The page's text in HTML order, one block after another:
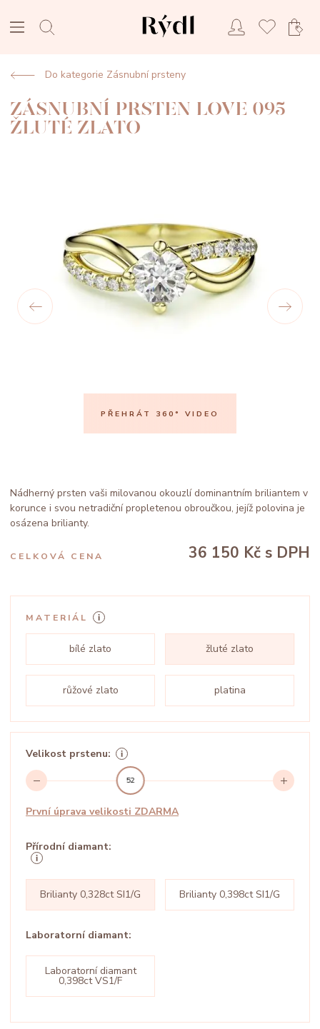
Do kategorie Zásnubní prsteny
ZÁSNUBNÍ PRSTEN LOVE 095
ŽLUTÉ ZLATO
PŘEHRÁT 360° VIDEO
Nádherný prsten vaši milovanou okouzlí dominantním briliantem v
korunce i svou netradiční propletenou obroučkou, jejíž polovina je
osázena brilianty.
CELKOVÁ CENA 36 150 Kč s DPH
MATERIÁL
bílé zlato žluté zlato
růžové zlato platina
Velikost prstenu:
52
První úprava velikosti ZDARMA
Přírodní diamant:
Brilianty 0,328ct SI1/G Brilianty 0,398ct SI1/G
Laboratorní diamant:
Laboratorní diamant
0,398ct VS1/F